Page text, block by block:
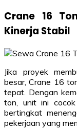
Crane 16
Kinerja Stabil
Jika proyek
besar, Crane 16
tepat. Dengan
ton, unit ini cocok
bertingkat
pekerjaan yang